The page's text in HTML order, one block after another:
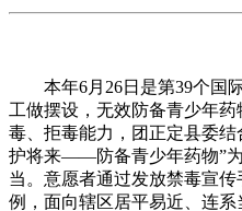
本年6月26日是第39个国
工做摆设，无效防备青少年
毒、拒毒能力，团正定县委
护将来——防备青少年药物”
当。意愿者通过发放禁毒宣
例，面向辖区居平易近、连